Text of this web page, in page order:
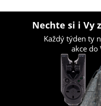
Nechte si i Vy
Každý týden ty
akce do